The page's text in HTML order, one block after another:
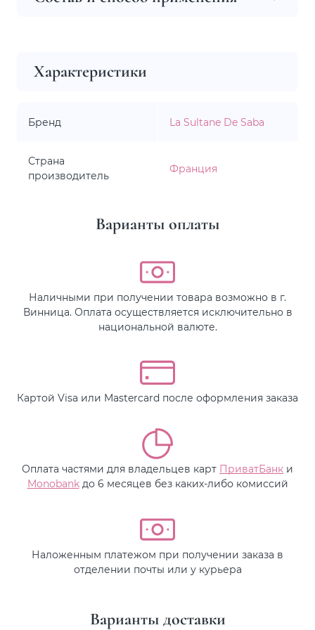
Характеристики
Бренд La Sultane De Saba
Страна
производитель
Франция
Варианты оплаты
Наличными при получении товара возможно в г.
Винница. Оплата осуществляется исключительно в
национальной валюте.
Картой Visa или Mastercard после оформления заказа
Оплата частями для владельцев карт ПриватБанк и
Monobankдо 6 месяцев без каких-либо комиссий
Наложенным платежом при получении заказа в
отделении почты или у курьера
Варианты доставки